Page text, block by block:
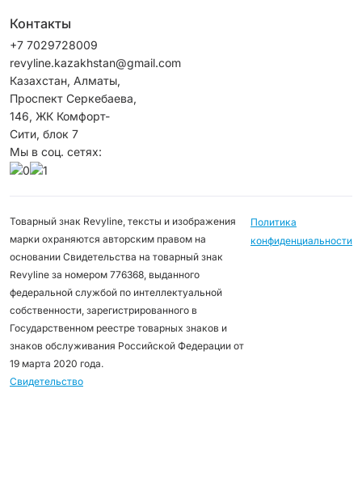
Контакты
+7 7029728009
revyline.kazakhstan@gmail.com
Казахстан, Алматы,
Проспект Серкебаева,
146, ЖК Комфорт-
Сити, блок 7
Мы в соц. сетях:
Товарный знак Revyline, тексты и изображения
марки охраняются авторским правом на
основании Свидетельства на товарный знак
Revyline за номером 776368, выданного
федеральной службой по интеллектуальной
собственности, зарегистрированного в
Государственном реестре товарных знаков и
знаков обслуживания Российской Федерации от
19 марта 2020 года.
Свидетельство
Политика
конфиденциальности